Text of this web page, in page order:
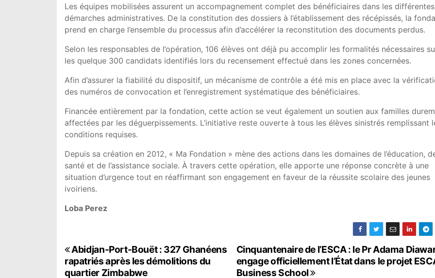
Les équipes mobilisées assurent un accompagnement complet des bénéficiaires dans les différentes
démarches administratives. De la constitution des dossiers à l’établissement des récépissés, la
prend en charge l’ensemble du processus afin d’accélérer la reconstitution des documents perdus.
Selon les responsables de l’opération, 106 élèves ont déjà pu accomplir les formalités nécessaires
les quelque 300 candidats identifiés lors du recensement effectué dans les zones concernées.
Afin d’assurer la fiabilité du dispositif, un mécanisme de contrôle a été mis en place avec la
des numéros de convocation et l’enregistrement systématique des bénéficiaires.
Financée entièrement par la fondation, cette action se veut également un soutien aux familles
affectées par les déguerpissements. L’initiative reste ouverte à tous les élèves sinistrés remplissant
conditions requises.
Depuis sa création en 2012, « Ma Fondation » mène des actions dans les domaines de l’éducation,
santé et de l’assistance sociale. À travers cette opération, elle apporte une réponse concrète à une
situation d’urgence tout en réaffirmant son engagement en faveur de la réussite scolaire des jeunes
ivoiriens.
Loba Perez
N
a
Cinquantenaire de l’ESCA : le Pr Adama
engage officiellement l’État dans le projet
Business School
Abidjan-Port-Bouët : 327 Ghanéens
rapatriés après les démolitions du
quartier Zimbabwe